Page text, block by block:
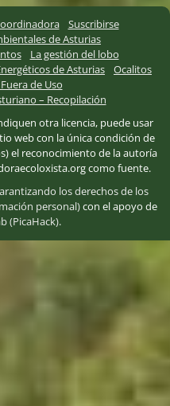
Suscribirse
de Asturias
La gestión del lobo
de Asturias
Ocalitos
de Uso
– Recopilación
otra licencia, puede usar
web con la única condición de
el reconocimiento de la autoría
como fuente.
los derechos de los
personal)con el apoyo de
(PicaHack).